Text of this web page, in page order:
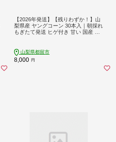
【2026年発送】【残りわずか！】山
梨県産 ヤングコーン 30本入｜朝採れ
もぎたて発送 ヒゲ付き 甘い 国産 と
山梨県都留市
8,000 円